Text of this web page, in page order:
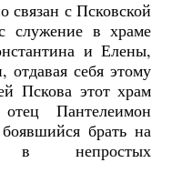
связан с Псковской
служение в храме
и Елены,
отдавая себя этому
Пскова этот храм
Пантелеимон
брать на
в непростых